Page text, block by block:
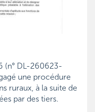
(n° DL-260623-
une procédure
ruraux, à la suite de
par des tiers.